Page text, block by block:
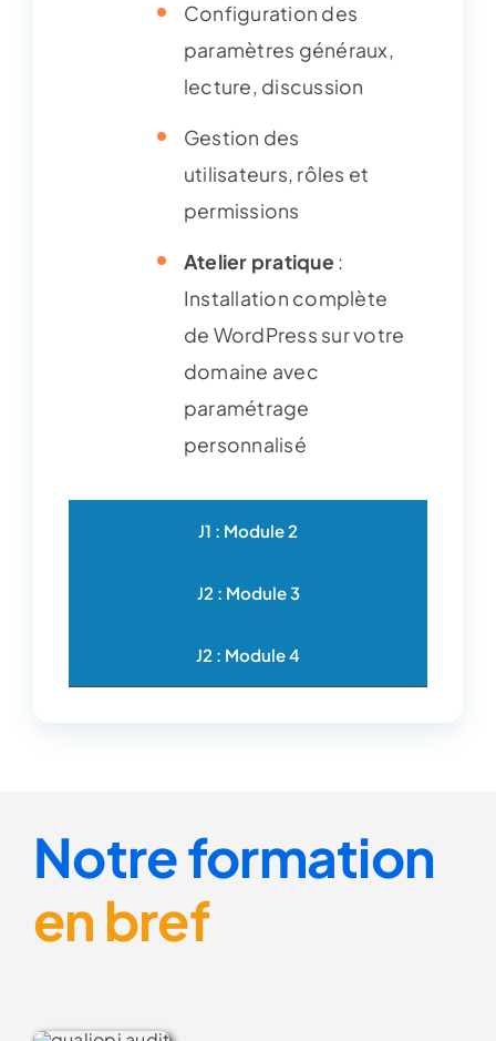
Configuration des
paramètres généraux,
lecture, discussion
Gestion des
utilisateurs, rôles et
permissions
Atelier pratique :
Installation complète
de WordPress sur votre
domaine avec
paramétrage
personnalisé
J1 : Module 2
J2 : Module 3
J2 : Module 4
Notre formation
en bref